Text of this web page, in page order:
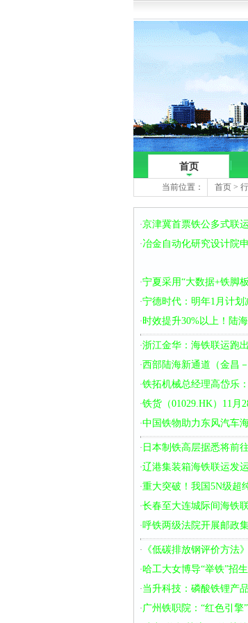
首页
当前位置： 首页 >
·京津冀首票铁公多式联
·冶金自动化研究设计院
·宁夏采用“大数据+铁脚
·宁德时代：明年1月计
·时效提升30%以上！陆
·浙江金华：海铁联运跑
·西部陆海新通道（金昌
·铁拓机械总经理高岱乐
·铁货（01029.HK）11月
·中国铁物助力东风汽车
· 日本制铁高层据悉将前
·辽港集装箱海铁联运发
·重大突破！我国5N级超
·长春至大连城际间海铁
·呼铁两级法院开展邮政
· 《低碳排放钢评价方法
·哈工大女博导“举铁”招
·当升科技：磷酸铁锂产
·广州铁职院：“红色引擎